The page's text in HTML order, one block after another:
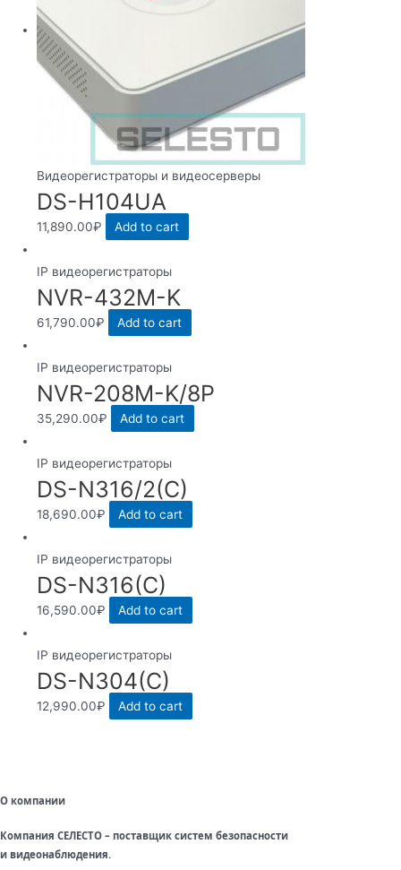
Видеорегистраторы и видеосерверы
DS-H104UA
11,890.00₽ Add to cart
IP видеорегистраторы
NVR-432M-K
61,790.00₽ Add to cart
IP видеорегистраторы
NVR-208M-K/8P
35,290.00₽ Add to cart
IP видеорегистраторы
DS-N316/2(C)
18,690.00₽ Add to cart
IP видеорегистраторы
DS-N316(C)
16,590.00₽ Add to cart
IP видеорегистраторы
DS-N304(C)
12,990.00₽ Add to cart
О компании
Компания СЕЛЕСТО – поставщик систем безопасности
и видеонаблюдения.